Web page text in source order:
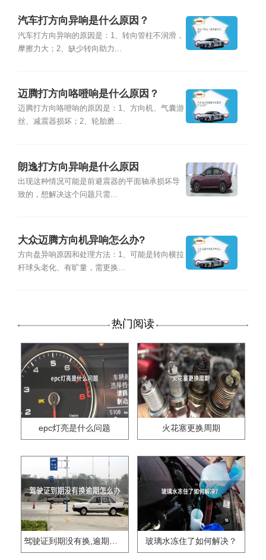
汽车打方向异响是什么原因？
汽车打方向异响的原因是：1、转向管柱不润滑，
摩擦力大；2、缺少转向助力...
迈腾打方向咯噔响是什么原因？
迈腾打方向咯噔响的原因是：1、方向机、气囊游
丝、减震器损坏；2、轮胎磨...
朗逸打方向异响是什么原因
出现这种情况可能是前避震器的平面轴承损坏导
致的，想解决这个问题只需...
大众迈腾方向机异响怎么办?
方向盘异响原因和处理方法：1、可能是转向横拉
杆球头老化、有旷量，需更换...
热门阅读
epc灯亮是什么问题 火花塞更换周期
驾驶证到期没有换,逾期怎么办?? 玻璃水冻住了如何解决？